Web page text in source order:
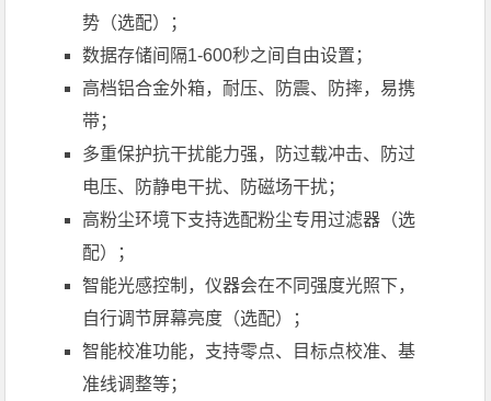
势（选配）；
数据存储间隔1-600秒之间自由设置；
高档铝合金外箱，耐压、防震、防摔，易携
带；
多重保护抗干扰能力强，防过载冲击、防过
电压、防静电干扰、防磁场干扰；
高粉尘环境下支持选配粉尘专用过滤器（选
配）；
智能光感控制，仪器会在不同强度光照下，
自行调节屏幕亮度（选配）；
智能校准功能，支持零点、目标点校准、基
准线调整等；